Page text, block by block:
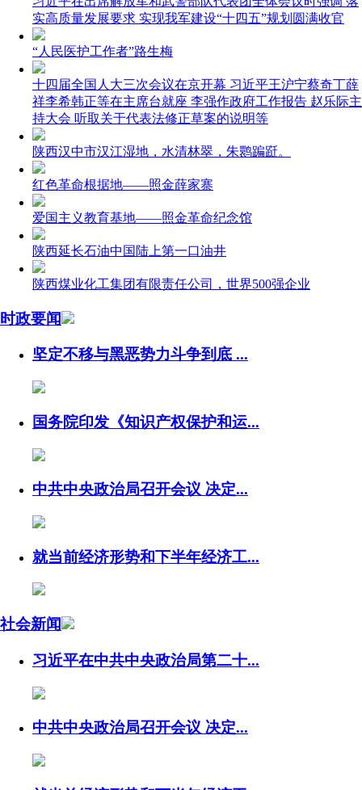
实高质量发展要求 实现我军建设“十四五”规划圆满收官
“人民医护工作者”路生梅
十四届全国人大三次会议在京开幕 习近平王沪宁蔡奇丁薛
祥李希韩正等在主席台就座 李强作政府工作报告 赵乐际主
持大会 听取关于代表法修正草案的说明等
​陕西汉中市汉江湿地，水清林翠，朱鹮蹁跹。
红色革命根据地——照金薛家寨
爱国主义教育基地——照金革命纪念馆
陕西延长石油中国陆上第一口油井
陕西煤业化工集团有限责任公司，世界500强企业
时政要闻
坚定不移与黑恶势力斗争到底 ...
国务院印发《知识产权保护和运...
中共中央政治局召开会议 决定...
就当前经济形势和下半年经济工...
社会新闻
习近平在中共中央政治局第二十...
中共中央政治局召开会议 决定...